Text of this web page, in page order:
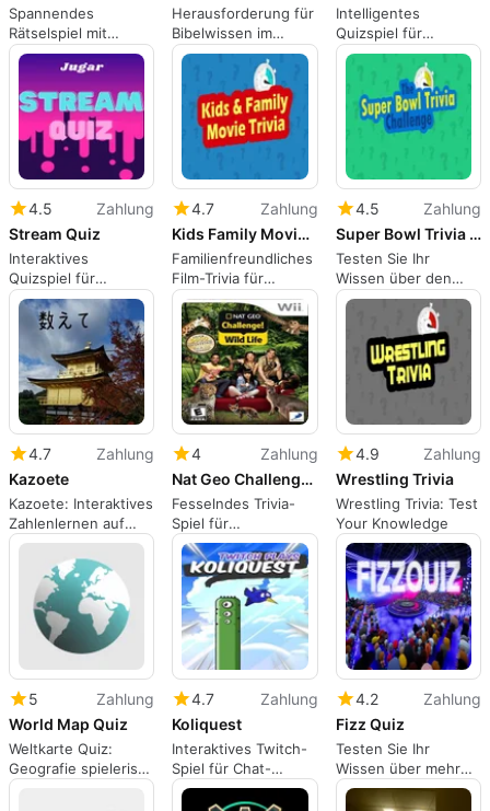
Spannendes
Rätselspiel mit
Geisterthema
Herausforderung für
Bibelwissen im
Trivia-Stil
Intelligentes
Quizspiel für
Windows: SIGame
4.5
Zahlung
Stream Quiz
Interaktives
Quizspiel für
Streamer
4.7
Zahlung
Kids Family Movie Trivia
Familienfreundliches
Film-Trivia für
Windows
4.5
Zahlung
Super Bowl Trivia Challenge
Testen Sie Ihr
Wissen über den
Super Bowl
4.7
Zahlung
Kazoete
Kazoete: Interaktives
Zahlenlernen auf
Japanisch
4
Zahlung
Nat Geo Challenge Wild Life
Fesselndes Trivia-
Spiel für
Naturliebhaber
4.9
Zahlung
Wrestling Trivia
Wrestling Trivia: Test
Your Knowledge
5
Zahlung
World Map Quiz
Weltkarte Quiz:
Geografie spielerisch
lernen
4.7
Zahlung
Koliquest
Interaktives Twitch-
Spiel für Chat-
Engagement
4.2
Zahlung
Fizz Quiz
Testen Sie Ihr
Wissen über mehr
als 100 Themen